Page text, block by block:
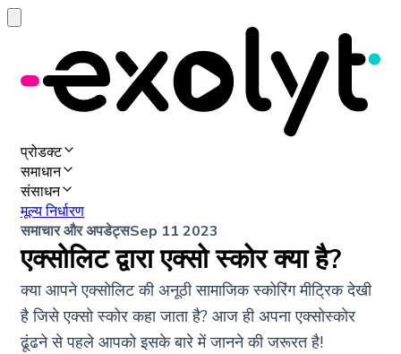
प्रोडक्ट
समाधान
संसाधन
मूल्य निर्धारण
समाचार और अपडेट्सSep 11 2023
एक्सोलिट द्वारा एक्सो स्कोर क्या है?
क्या आपने एक्सोलिट की अनूठी सामाजिक स्कोरिंग मीट्रिक देखी
है जिसे एक्सो स्कोर कहा जाता है? आज ही अपना एक्सोस्कोर
ढूंढने से पहले आपको इसके बारे में जानने की जरूरत है!